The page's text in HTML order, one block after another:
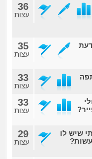
36
עצות
35
עצות
33
עצות
לקנות לעצמו אייפון 8 ולי
33
עצות
שיש לו
29
עצות